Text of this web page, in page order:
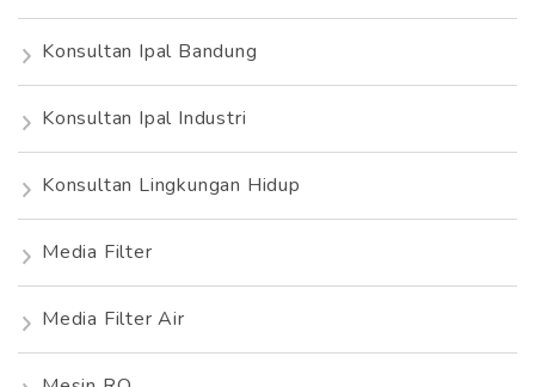
Konsultan Ipal Bandung
Konsultan Ipal Industri
Konsultan Lingkungan Hidup
Media Filter
Media Filter Air